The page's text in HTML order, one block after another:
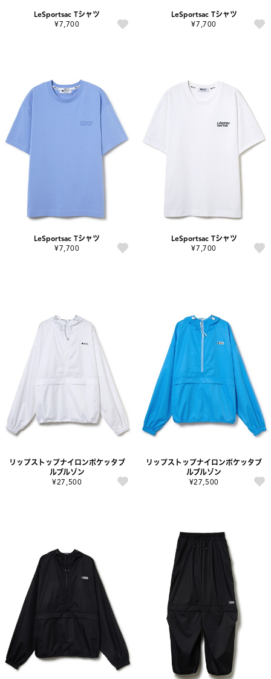
LeSportsac Tシャツ
¥7,700
LeSportsac Tシャツ
¥7,700
LeSportsac Tシャツ
¥7,700
LeSportsac Tシャツ
¥7,700
リップストップナイロンポケッタブ
ルブルゾン
¥27,500
リップストップナイロンポケッタブ
ルブルゾン
¥27,500